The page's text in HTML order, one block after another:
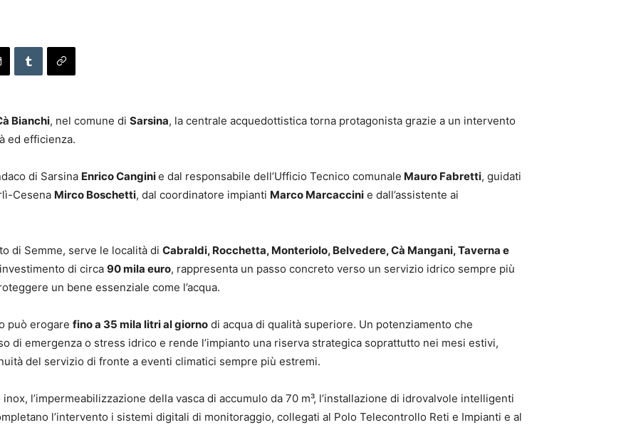
Bianchi, nel comune di Sarsina, la centrale acquedottistica torna protagonista grazie a un intervento
ed efficienza.
di Sarsina Enrico Canginie dal responsabile dell’Ufficio Tecnico comunale Mauro Fabretti, guidati
Cesena Mirco Boschetti, dal coordinatore impianti Marco Marcaccini e dall’assistente ai
di Semme, serve le località di Cabraldi, Rocchetta, Monteriolo, Belvedere, Cà Mangani, Taverna e
di circa 90 mila euro, rappresenta un passo concreto verso un servizio idrico sempre più
un bene essenziale come l’acqua.
può erogare fino a 35 mila litri al giorno di acqua di qualità superiore. Un potenziamento che
di emergenza o stress idrico e rende l’impianto una riserva strategica soprattutto nei mesi estivi,
del servizio di fronte a eventi climatici sempre più estremi.
l’impermeabilizzazione della vasca di accumulo da 70 m³, l’installazione di idrovalvole intelligenti
l’intervento i sistemi digitali di monitoraggio, collegati al Polo Telecontrollo Reti e Impianti e al